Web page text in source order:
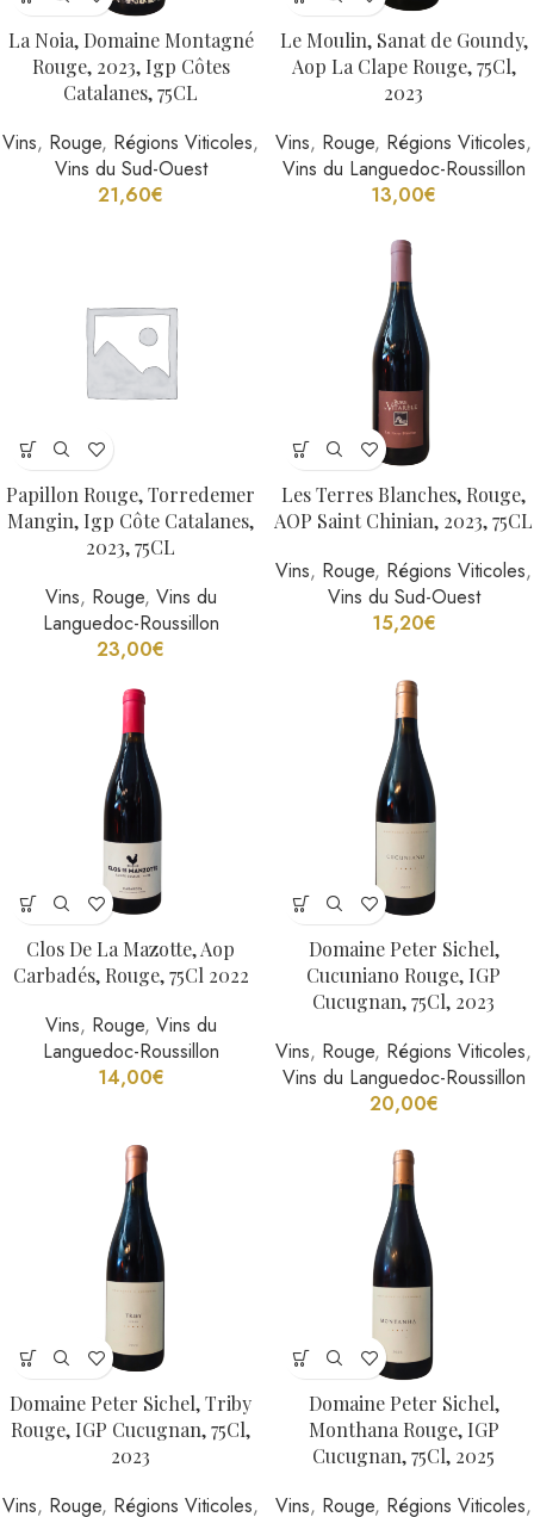
La Noia, Domaine Montagné
Rouge, 2023, Igp Côtes
Catalanes, 75CL
Vins, Rouge, Régions Viticoles,
Vins du Sud-Ouest
21,60€
Le Moulin, Sanat de Goundy,
Aop La Clape Rouge, 75Cl,
2023
Vins, Rouge, Régions Viticoles,
Vins du Languedoc-Roussillon
13,00€
Papillon Rouge, Torredemer
Mangin, Igp Côte Catalanes,
2023, 75CL
Vins, Rouge, Vins du
Languedoc-Roussillon
23,00€
Les Terres Blanches, Rouge,
AOP Saint Chinian, 2023, 75CL
Vins, Rouge, Régions Viticoles,
Vins du Sud-Ouest
15,20€
Clos De La Mazotte, Aop
Carbadés, Rouge, 75Cl 2022
Vins, Rouge, Vins du
Languedoc-Roussillon
14,00€
Domaine Peter Sichel,
Cucuniano Rouge, IGP
Cucugnan, 75Cl, 2023
Vins, Rouge, Régions Viticoles,
Vins du Languedoc-Roussillon
20,00€
Domaine Peter Sichel, Triby
Rouge, IGP Cucugnan, 75Cl,
2023
Vins, Rouge, Régions Viticoles,
Domaine Peter Sichel,
Monthana Rouge, IGP
Cucugnan, 75Cl, 2025
Vins, Rouge, Régions Viticoles,